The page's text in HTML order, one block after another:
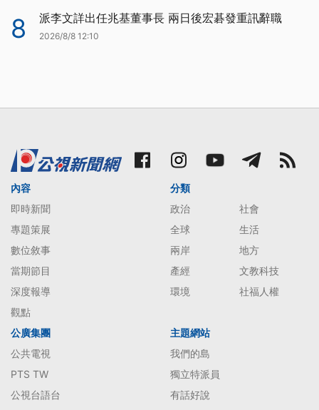
8 派李文詳出任兆基董事長 兩日後宏碁發重訊辭職
2026/8/8 12:10
內容
即時新聞
專題策展
數位敘事
當期節目
深度報導
觀點
分類
政治
社會
全球
生活
兩岸
地方
產經
文教科技
環境
社福人權
公廣集團
公共電視
PTS TW
公視台語台
主題網站
我們的島
獨立特派員
有話好說